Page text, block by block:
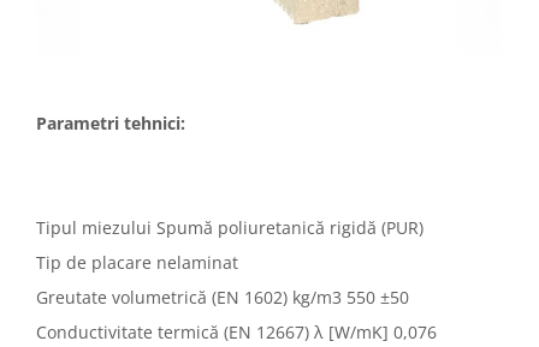
Parametri tehnici:
Tipul miezului Spumă poliuretanică rigidă (PUR)
Tip de placare nelaminat
Greutate volumetrică (EN 1602) kg/m3 550 ±50
Conductivitate termică (EN 12667) λ [W/mK] 0,076